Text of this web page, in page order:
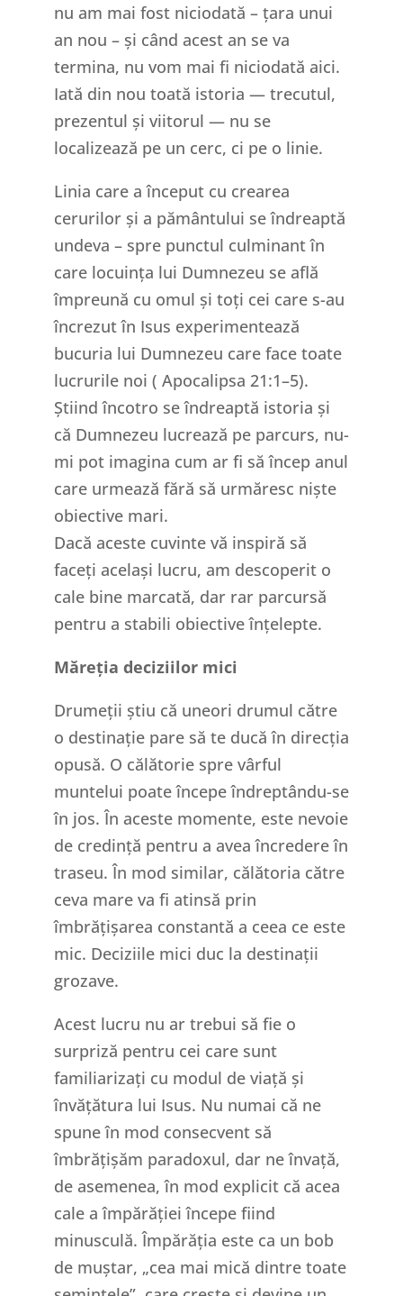
nu am mai fost niciodată – țara unui
an nou – și când acest an se va
termina, nu vom mai fi niciodată aici.
Iată din nou toată istoria — trecutul,
prezentul și viitorul — nu se
localizează pe un cerc, ci pe o linie.
Linia care a început cu crearea
cerurilor și a pământului se îndreaptă
undeva – spre punctul culminant în
care locuința lui Dumnezeu se află
împreună cu omul și toți cei care s-au
încrezut în Isus experimentează
bucuria lui Dumnezeu care face toate
lucrurile noi ( Apocalipsa 21:1–5).
Știind încotro se îndreaptă istoria și
că Dumnezeu lucrează pe parcurs, nu-
mi pot imagina cum ar fi să încep anul
care urmează fără să urmăresc niște
obiective mari.
Dacă aceste cuvinte vă inspiră să
faceți același lucru, am descoperit o
cale bine marcată, dar rar parcursă
pentru a stabili obiective înțelepte.
Măreția deciziilor mici
Drumeții știu că uneori drumul către
o destinație pare să te ducă în direcția
opusă. O călătorie spre vârful
muntelui poate începe îndreptându-se
în jos. În aceste momente, este nevoie
de credință pentru a avea încredere în
traseu. În mod similar, călătoria către
ceva mare va fi atinsă prin
îmbrățișarea constantă a ceea ce este
mic. Deciziile mici duc la destinații
grozave.
Acest lucru nu ar trebui să fie o
surpriză pentru cei care sunt
familiarizați cu modul de viață și
învățătura lui Isus. Nu numai că ne
spune în mod consecvent să
îmbrățișăm paradoxul, dar ne învață,
de asemenea, în mod explicit că acea
cale a împărăției începe fiind
minusculă. Împărăția este ca un bob
de muștar, „cea mai mică dintre toate